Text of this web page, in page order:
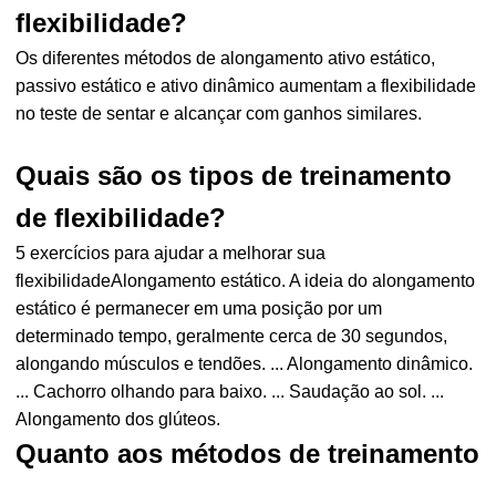
flexibilidade?
Os diferentes métodos de alongamento ativo estático,
passivo estático e ativo dinâmico aumentam a flexibilidade
no teste de sentar e alcançar com ganhos similares.
Quais são os tipos de treinamento
de flexibilidade?
5 exercícios para ajudar a melhorar sua
flexibilidadeAlongamento estático. A ideia do alongamento
estático é permanecer em uma posição por um
determinado tempo, geralmente cerca de 30 segundos,
alongando músculos e tendões. ... Alongamento dinâmico.
... Cachorro olhando para baixo. ... Saudação ao sol. ...
Alongamento dos glúteos.
Quanto aos métodos de treinamento